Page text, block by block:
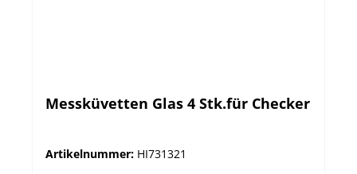
Messküvetten Glas 4 Stk.für Checker
Artikelnummer: HI731321